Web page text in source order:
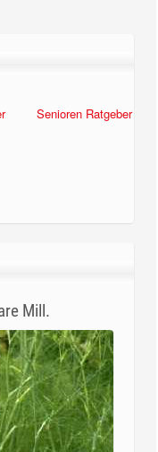
Senioren Ratgeber